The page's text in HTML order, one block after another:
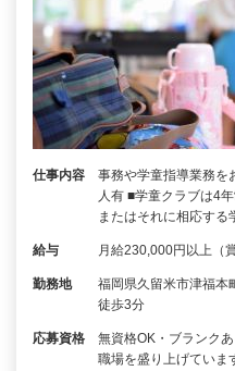
仕事内容
事務や学童指導業務
人有 ■学童クラブは4
またはそれに相応す
給与 月給230,000円以上（
勤務地
福岡県久留米市津福本
徒歩3分
応募資格
無資格OK・ブランク
職場を盛り上げていま